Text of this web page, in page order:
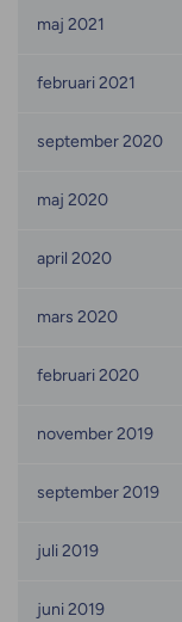
maj 2021
februari 2021
september 2020
maj 2020
april 2020
mars 2020
februari 2020
november 2019
september 2019
juli 2019
juni 2019